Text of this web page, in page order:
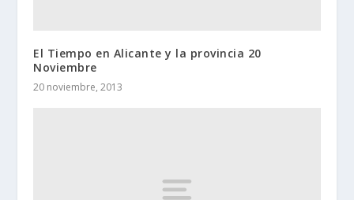
El Tiempo en Alicante y la provincia 20
Noviembre
20 noviembre, 2013